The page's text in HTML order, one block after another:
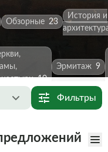
Обзорные 23
История и
10
Эрмитаж 9
Фильтры